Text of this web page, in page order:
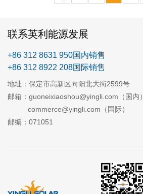
联系英利能源发展
+86 312 8631 950国内销售
+86 312 8922 208国际销售
地址：保定市高新区向阳北大街2599号
邮箱：guoneixiaoshou@yingli.com（国内）
commerce@yingli.com（国际）
邮编：071051